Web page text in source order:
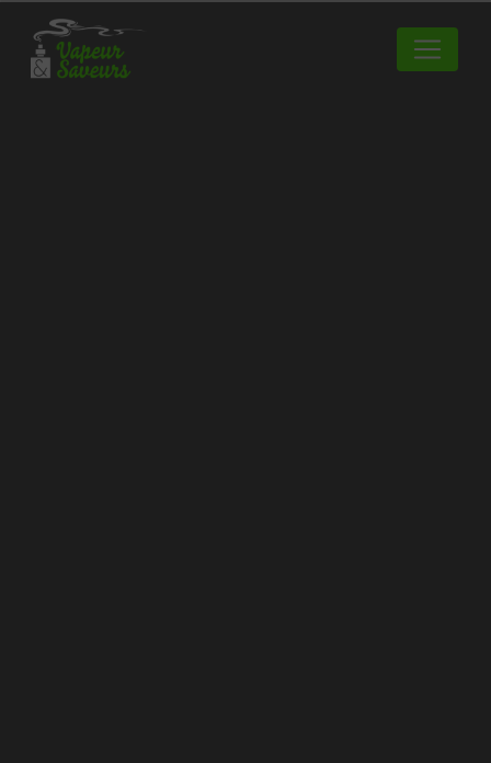
Panneau de gestion des cookies